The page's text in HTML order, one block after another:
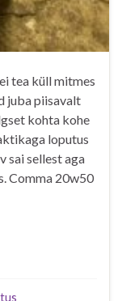
tea küll mitmes
juba piisavalt
kohta kohe
loputus
sai sellest aga
Comma 20w50